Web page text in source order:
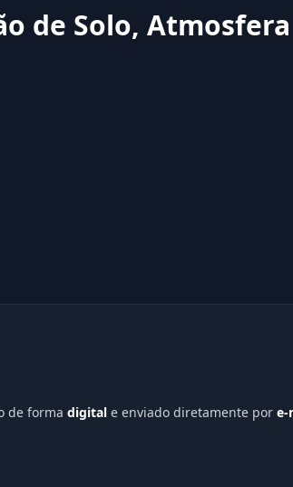
de Solo,
de forma digital e enviado diretamente por e-